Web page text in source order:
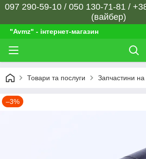
097 290-59-10 / 050 130-71-81 /
(вайбер)
"Avmz" - інтернет-магазин
Товари та послуги Запчастини на
–3%